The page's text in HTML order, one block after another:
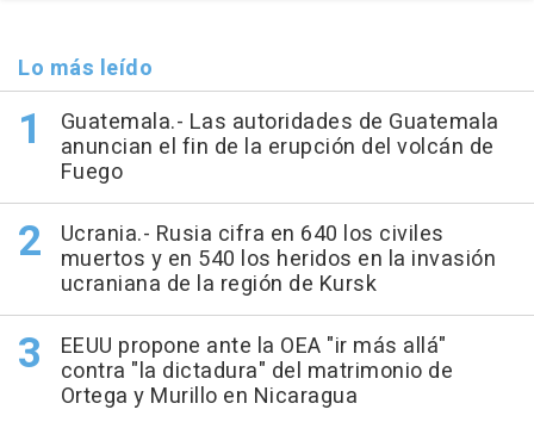
Lo más leído
Guatemala.- Las autoridades de Guatemala
anuncian el fin de la erupción del volcán de
Fuego
Ucrania.- Rusia cifra en 640 los civiles
muertos y en 540 los heridos en la invasión
ucraniana de la región de Kursk
EEUU propone ante la OEA "ir más allá"
contra "la dictadura" del matrimonio de
Ortega y Murillo en Nicaragua